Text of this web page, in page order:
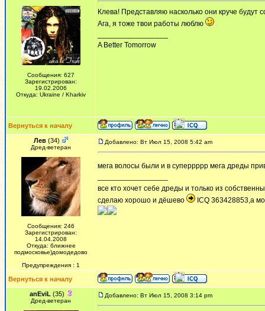
Сообщения: 627
Зарегистрирован:
19.02.2006
Откуда: Ukraine / Kharkiv
Клева! Представляю насколько они круче будут
Ага, я тоже твои работы люблю
A Better Tomorrow
Вернуться к началу
Лев (34)
Дред-ветеран
Сообщения: 246
Зарегистрирован:
14.04.2008
Откуда: ближнее
подмосковье)домодедово
Предупреждения : 1
Добавлено: Вт Июл 15, 2008 5:42 am
мега волосы были и в суперрррр мега дреды
все кто хочет себе дреды и только из
сделаю хорошо и дёшево
ICQ 363428853,а
Вернуться к началу
anEviL (35)
Дред-ветеран
Добавлено: Вт Июл 15, 2008 3:14 pm